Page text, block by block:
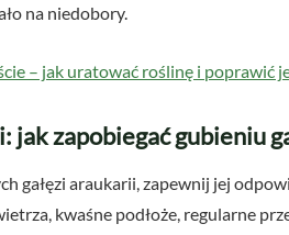
na niedobory.
– jak uratować roślinę i poprawić
jak zapobiegać gubieniu
gałęzi araukarii, zapewnij jej
kwaśne podłoże, regularne